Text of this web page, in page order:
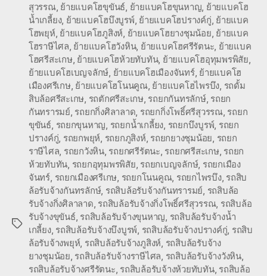
Tags
สุวรรณ, ย้ายแบคโฮขุขันธ์, ย้ายแบคโฮขุนหาญ, ย้ายแบคโฮ
น้ำเกลี้ยง, ย้ายแบคโฮบึงบูรพ์, ย้ายแบคโฮปรางค์กู่, ย้ายแบค
โฮพยุห์, ย้ายแบคโฮภูสิงห์, ย้ายแบคโฮยางชุมน้อย, ย้ายแบค
โฮราษีไศล, ย้ายแบคโฮวังหิน, ย้ายแบคโฮศรีรัตนะ, ย้ายแบค
โฮศรีสะเกษ, ย้ายแบคโฮห้วยทับทัน, ย้ายแบคโฮอุทุมพรพิสัย,
ย้ายแบคโฮเบญจลักษ์, ย้ายแบคโฮเมืองจันทร์, ย้ายแบคโฮ
เมืองศรีเกษ, ย้ายแบคโฮโนนคูณ, ย้ายแบคโฮไพรบึง, รถดั้ม
สิบล้อศรีสะเกษ, รถตักศรีสะเกษ, รถยกกันทรลักษ์, รถยก
กันทรารมย์, รถยกกิ่งศิลาลาด, รถยกกิ่งโพธิ์ศรีสุวรรณ, รถยก
ขุขันธ์, รถยกขุนหาญ, รถยกน้ำเกลี้ยง, รถยกบึงบูรพ์, รถยก
ปรางค์กู่, รถยกพยุห์, รถยกภูสิงห์, รถยกยางชุมน้อย, รถยก
ราษีไศล, รถยกวังหิน, รถยกศรีรัตนะ, รถยกศรีสะเกษ, รถยก
ห้วยทับทัน, รถยกอุทุมพรพิสัย, รถยกเบญจลักษ์, รถยกเมือง
จันทร์, รถยกเมืองศรีเกษ, รถยกโนนคูณ, รถยกไพรบึง, รถสิบ
ล้อรับจ้างกันทรลักษ์, รถสิบล้อรับจ้างกันทรารมย์, รถสิบล้อ
รับจ้างกิ่งศิลาลาด, รถสิบล้อรับจ้างกิ่งโพธิ์ศรีสุวรรณ, รถสิบล้อ
รับจ้างขุขันธ์, รถสิบล้อรับจ้างขุนหาญ, รถสิบล้อรับจ้างน้ำ
เกลี้ยง, รถสิบล้อรับจ้างบึงบูรพ์, รถสิบล้อรับจ้างปรางค์กู่, รถสิบ
ล้อรับจ้างพยุห์, รถสิบล้อรับจ้างภูสิงห์, รถสิบล้อรับจ้าง
ยางชุมน้อย, รถสิบล้อรับจ้างราษีไศล, รถสิบล้อรับจ้างวังหิน,
รถสิบล้อรับจ้างศรีรัตนะ, รถสิบล้อรับจ้างห้วยทับทัน, รถสิบล้อ